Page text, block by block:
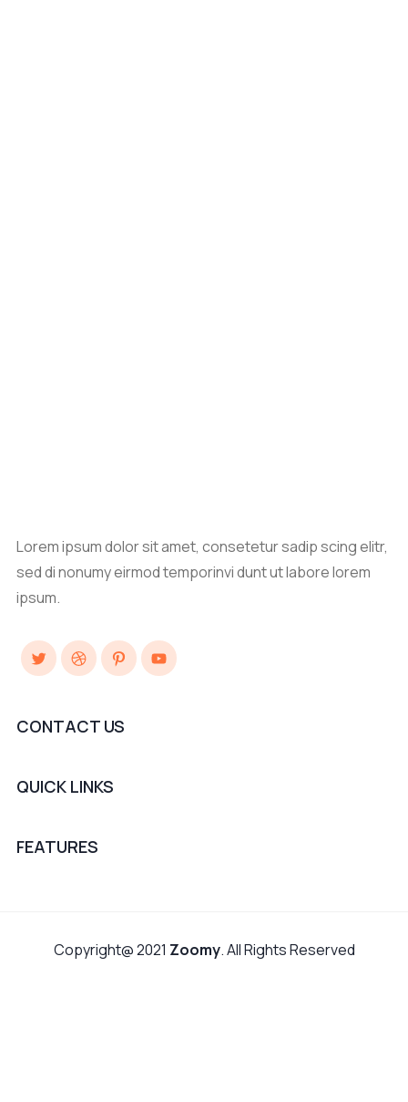
Lorem ipsum dolor sit amet, consetetur sadip scing elitr,
sed di nonumy eirmod temporinvi dunt ut labore lorem
ipsum.
TwitterDribbblePinterestYouTube
CONTACT US
QUICK LINKS
FEATURES
Copyright@ 2021 Zoomy. All Rights Reserved